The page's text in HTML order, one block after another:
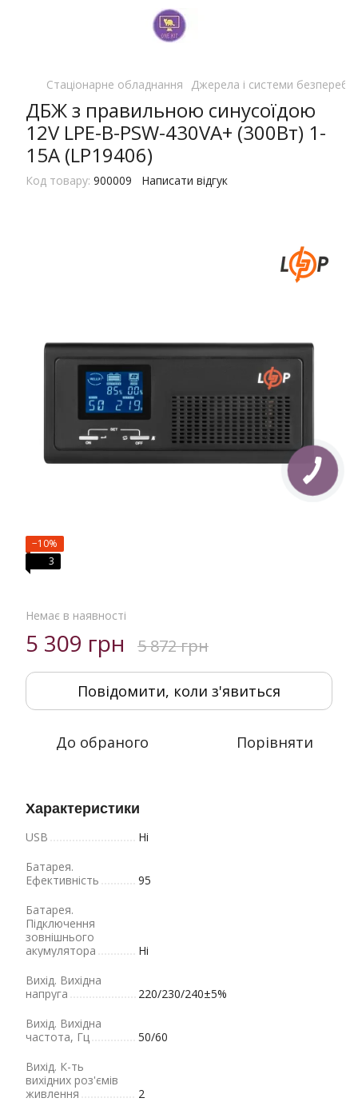
Стаціонарне обладнання Джерела і системи
ДБЖ з правильною синусоїдою
12V LPE-B-PSW-430VA+ (300Вт) 1-
15A (LP19406)
Код товару: 900009 Написати відгук
−10%
3
Немає в наявності
5 309 грн 5 872 грн
Повідомити, коли з'явиться
До обраного Порівняти
Характеристики
USB
Ні
Батарея.
Ефективність
95
Батарея.
Підключення
зовнішнього
акумулятора
Ні
Вихід. Вихідна
напруга
220/230/240±5%
Вихід. Вихідна
частота, Гц
50/60
Вихід. К-ть
вихідних роз'ємів
живлення
2